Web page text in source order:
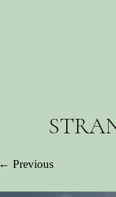
← Previous